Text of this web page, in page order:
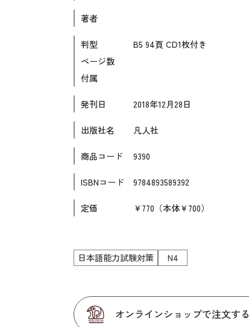
各種試験対策
大学入試対策
日本語学習関連副読本
日本事情
定期刊行物
著者
判型
ページ数
付属
B5 94頁 CD1枚付き
発刊日 2018年12月28日
出版社名 凡人社
商品コード 9390
ISBNコード 9784893589392
定価 ￥770（本体￥700）
日本語能力試験対策 N4
オンラインショップで注文する